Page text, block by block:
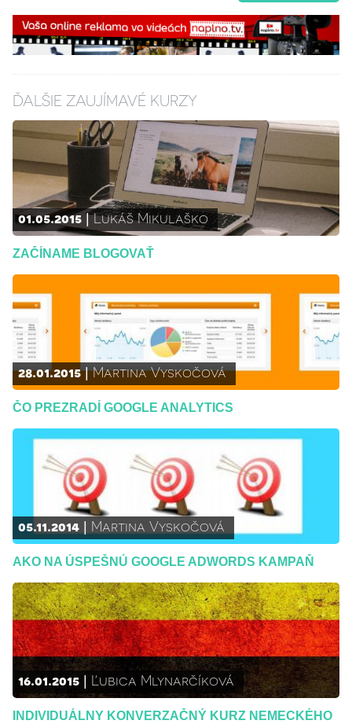
ĎALŠIE ZAUJÍMAVÉ KURZY
01.05.2015 Lukáš Mikulaško
ZAČÍNAME BLOGOVAŤ
28.01.2015 Martina Vyskočová
ČO PREZRADÍ GOOGLE ANALYTICS
05.11.2014 Martina Vyskočová
AKO NA ÚSPEŠNÚ GOOGLE ADWORDS KAMPAŇ
16.01.2015 Ľubica Mlynarčíková
INDIVIDUÁLNY KONVERZAČNÝ KURZ NEMECKÉHO